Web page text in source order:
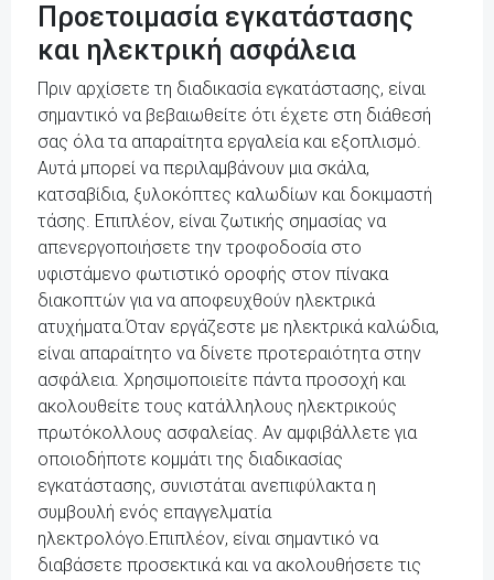
Προετοιμασία εγκατάστασης
και ηλεκτρική ασφάλεια
Πριν αρχίσετε τη διαδικασία εγκατάστασης, είναι
σημαντικό να βεβαιωθείτε ότι έχετε στη διάθεσή
σας όλα τα απαραίτητα εργαλεία και εξοπλισμό.
Αυτά μπορεί να περιλαμβάνουν μια σκάλα,
κατσαβίδια, ξυλοκόπτες καλωδίων και δοκιμαστή
τάσης. Επιπλέον, είναι ζωτικής σημασίας να
απενεργοποιήσετε την τροφοδοσία στο
υφιστάμενο φωτιστικό οροφής στον πίνακα
διακοπτών για να αποφευχθούν ηλεκτρικά
ατυχήματα.Όταν εργάζεστε με ηλεκτρικά καλώδια,
είναι απαραίτητο να δίνετε προτεραιότητα στην
ασφάλεια. Χρησιμοποιείτε πάντα προσοχή και
ακολουθείτε τους κατάλληλους ηλεκτρικούς
πρωτόκολλους ασφαλείας. Αν αμφιβάλλετε για
οποιοδήποτε κομμάτι της διαδικασίας
εγκατάστασης, συνιστάται ανεπιφύλακτα η
συμβουλή ενός επαγγελματία
ηλεκτρολόγο.Επιπλέον, είναι σημαντικό να
διαβάσετε προσεκτικά και να ακολουθήσετε τις